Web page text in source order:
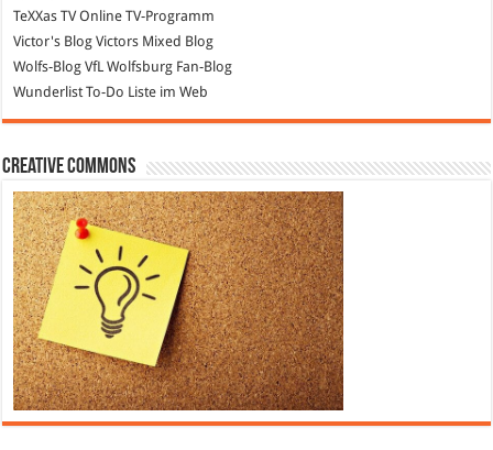
TeXXas TVOnline TV-Programm
Victor's Blog Victors Mixed Blog
Wolfs-Blog VfL Wolfsburg Fan-Blog
Wunderlist To-Do Liste im Web
Creative Commons